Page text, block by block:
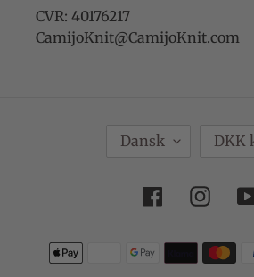
CVR: 40176217
CamijoKnit@CamijoKnit.com
Dansk
U
A
DKK
Facebook